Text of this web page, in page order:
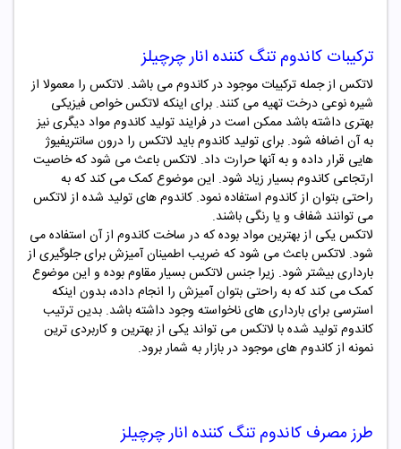
ترکیبات کاندوم تنگ کننده انار چرچیلز
لاتکس از جمله ترکیبات موجود در کاندوم می باشد. لاتکس را معمولا از
شیره نوعی درخت تهیه می کنند. برای اینکه لاتکس خواص فیزیکی
بهتری داشته باشد ممکن است در فرایند تولید کاندوم مواد دیگری نیز
به آن اضافه شود. برای تولید کاندوم باید لاتکس را درون سانتریفیوژ
هایی قرار داده و به آنها حرارت داد. لاتکس باعث می شود که خاصیت
ارتجاعی کاندوم بسیار زیاد شود. این موضوع کمک می کند که به
راحتی بتوان از کاندوم استفاده نمود. کاندوم های تولید شده از لاتکس
می توانند شفاف و یا رنگی باشند.
لاتکس یکی از بهترین مواد بوده که در ساخت کاندوم از آن استفاده می
شود. لاتکس باعث می شود که ضریب اطمینان آمیزش برای جلوگیری از
بارداری بیشتر شود. زیرا جنس لاتکس بسیار مقاوم بوده و این موضوع
کمک می کند که به راحتی بتوان آمیزش را انجام داده، بدون اینکه
استرسی برای بارداری های ناخواسته وجود داشته باشد. بدین ترتیب
کاندومتولید شده با لاتکس می تواند یکی از بهترین و کاربردی ترین
نمونه از کاندوم های موجود در بازار به شمار برود.
طرز مصرف کاندوم تنگ کننده انار چرچیلز